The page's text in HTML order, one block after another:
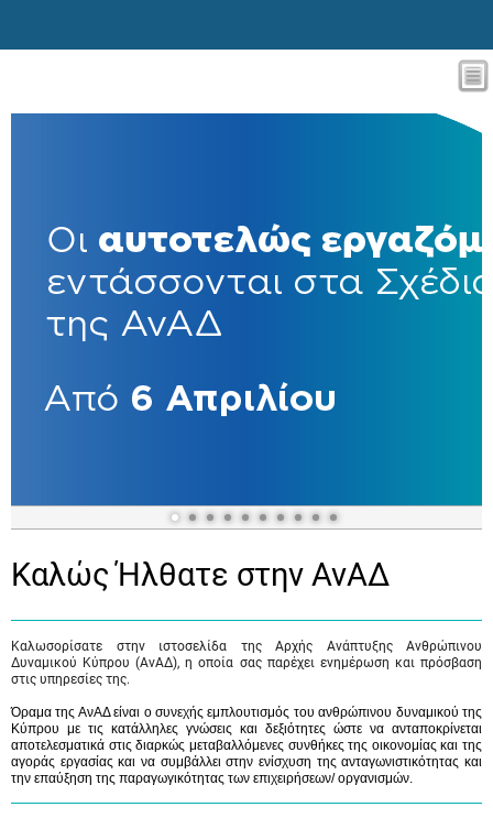
Καλώς Ήλθατε στην ΑνΑΔ
Καλωσορίσατε στην ιστοσελίδα της Αρχής Ανάπτυξης Ανθρώπινου
Δυναμικού Κύπρου (ΑνΑΔ), η οποία σας παρέχει ενημέρωση και πρόσβαση
στις υπηρεσίες της.
Όραμα της ΑνΑΔ είναι ο συνεχής εμπλουτισμός του ανθρώπινου δυναμικού της
Κύπρου με τις κατάλληλες γνώσεις και δεξιότητες ώστε να ανταποκρίνεται
αποτελεσματικά στις διαρκώς μεταβαλλόμενες συνθήκες της οικονομίας και της
αγοράς εργασίας και να συμβάλλει στην ενίσχυση της ανταγωνιστικότητας και
την επαύξηση της παραγωγικότητας των επιχειρήσεων/ οργανισμών.